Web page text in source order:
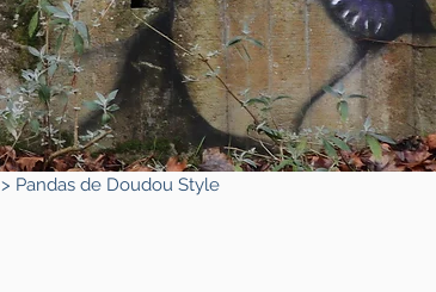
> Pandas de Doudou Style